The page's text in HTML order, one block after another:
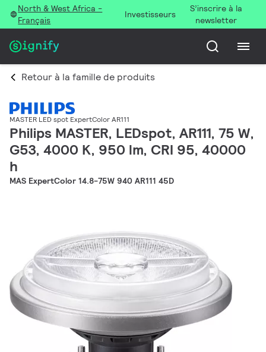
North & West Africa -
Français
Investisseurs
S’inscrire à la
newsletter
Retour à la famille de produits
MASTER LED spot ExpertColor AR111
Philips MASTER, LEDspot, AR111, 75 W,
G53, 4000 K, 950 lm, CRI 95, 40000
h
MAS ExpertColor 14.8-75W 940 AR111 45D